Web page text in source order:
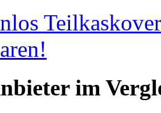
im